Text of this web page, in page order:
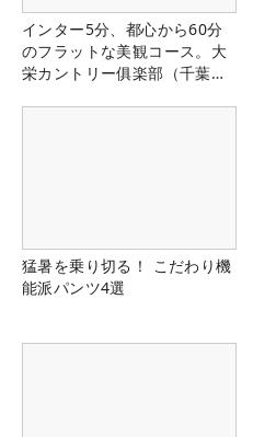
インター5分、都心から60分
のフラットな美観コース。大
栄カントリー俱楽部（千葉
猛暑を乗り切る！ こだわり機
能派パンツ4選